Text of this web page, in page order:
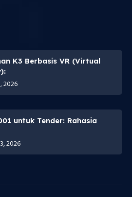
K3 Berbasis VR (Virtual
2026
untuk Tender: Rahasia
2026